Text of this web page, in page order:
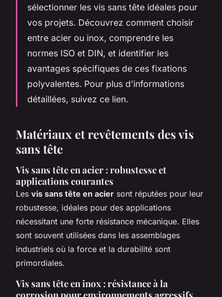
sélectionner les vis sans tête idéales pour
vos projets. Découvrez comment choisir
entre acier ou inox, comprendre les
normes ISO et DIN, et identifier les
avantages spécifiques de ces fixations
polyvalentes. Pour plus d'informations
détaillées, suivez ce lien.
Matériaux et revêtements des vis
sans tête
Vis sans tête en acier : robustesse et
applications courantes
Les vis sans tête en acier sont réputées pour leur
robustesse, idéales pour des applications
nécessitant une forte résistance mécanique. Elles
sont souvent utilisées dans les assemblages
industriels où la force et la durabilité sont
primordiales.
Vis sans tête en inox : résistance à la